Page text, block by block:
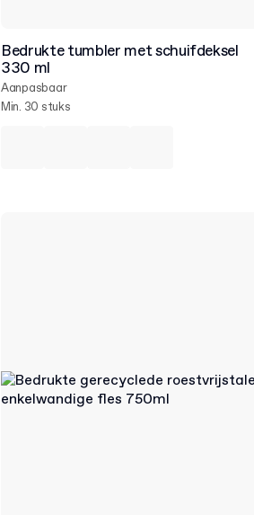
Bedrukte tumbler met schuifdeksel
330 ml
Aanpasbaar
Min. 30 stuks